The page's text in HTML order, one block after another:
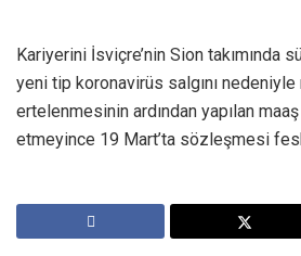
Kariyerini İsviçre’nin Sion takımında
yeni tip koronavirüs salgını nedeniyle
ertelenmesinin ardından yapılan
etmeyince 19 Mart’ta sözleşmesi